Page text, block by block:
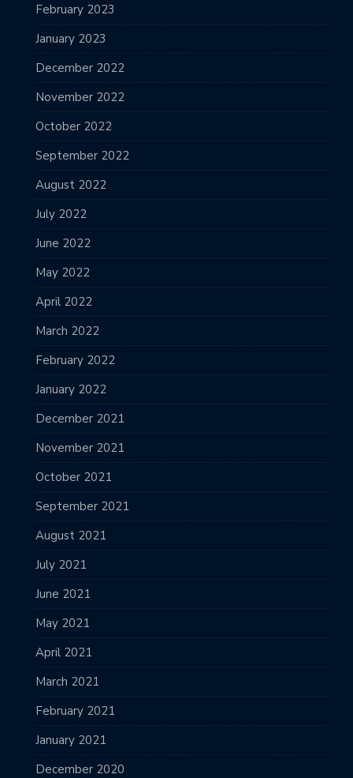
February 2023
January 2023
December 2022
November 2022
October 2022
September 2022
August 2022
July 2022
June 2022
May 2022
April 2022
March 2022
February 2022
January 2022
December 2021
November 2021
October 2021
September 2021
August 2021
July 2021
June 2021
May 2021
April 2021
March 2021
February 2021
January 2021
December 2020